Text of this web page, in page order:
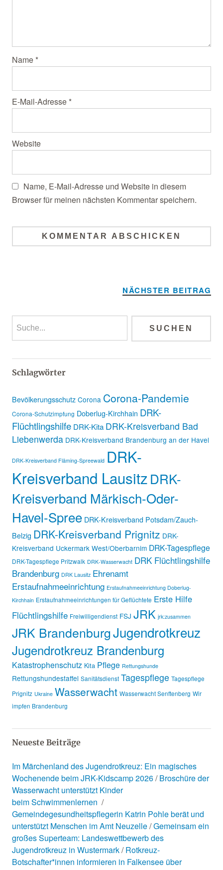
Name *
E-Mail-Adresse *
Website
Name, E-Mail-Adresse und Website in diesem
Browser für meinen nächsten Kommentar speichern.
NÄCHSTER BEITRAG
Schlagwörter
Bevölkerungsschutz Corona Corona-Pandemie
Corona-Schutzimpfung Doberlug-Kirchhain DRK-
Flüchtlingshilfe DRK-Kita DRK-Kreisverband Bad
Liebenwerda DRK-Kreisverband Brandenburg an der Havel
DRK-Kreisverband Fläming-Spreewald DRK-
Kreisverband LausitzDRK-
Kreisverband Märkisch-Oder-
Havel-Spree DRK-Kreisverband Potsdam/Zauch-
Belzig DRK-Kreisverband Prignitz DRK-
Kreisverband Uckermark West/Oberbarnim DRK-Tagespflege
DRK-Tagespflege Pritzwalk DRK-Wasserwacht DRK Flüchtlingshilfe
Brandenburg DRK Lausitz Ehrenamt
Erstaufnahmeeinrichtung Erstaufnahmeeinrichtung Doberlug-
Kirchhain Erstaufnahmeeinrichtungen für Geflüchtete Erste Hilfe
Flüchtlingshilfe Freiwilligendienst FSJ JRK jrk:zusammen
JRK BrandenburgJugendrotkreuz
Jugendrotkreuz Brandenburg
Katastrophenschutz Kita Pflege Rettungshunde
Rettungshundestaffel Sanitätsdienst Tagespflege Tagespflege
Prignitz Ukraine Wasserwacht Wasserwacht Senftenberg Wir
impfen Brandenburg
Neueste Beiträge
Im Märchenland des Jugendrotkreuz: Ein magisches
Wochenende beim JRK-Kidscamp 2026 Broschüre der
Wasserwacht unterstützt Kinder
beim Schwimmenlernen
Gemeindegesundheitspflegerin Katrin Pohle berät und
unterstützt Menschen im Amt Neuzelle Gemeinsam ein
großes Superteam: Landeswettbewerb des
Jugendrotkreuz in Wustermark Rotkreuz-
Botschafter*innen informieren in Falkensee über